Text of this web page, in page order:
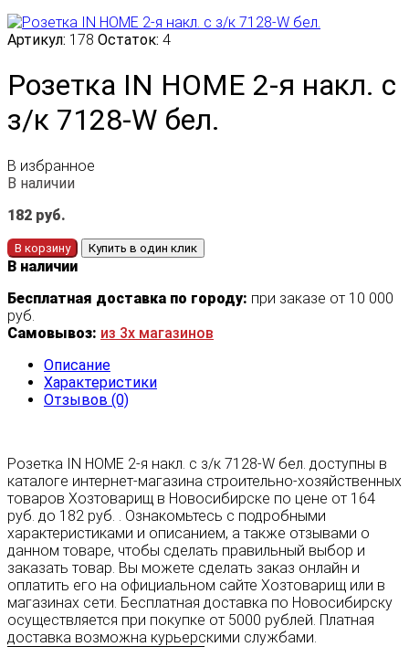
Артикул: 178 Остаток: 4
Розетка IN HOME 2-я накл. с
з/к 7128-W бел.
В избранное
В наличии
182 руб.
В корзину Купить в один клик
В наличии
Бесплатная доставка по городу: при заказе от 10 000
руб.
Самовывоз: из 3х магазинов
Описание
Характеристики
Отзывов (0)
Розетка IN HOME 2-я накл. с з/к 7128-W бел. доступны в
каталоге интернет-магазина строительно-хозяйственных
товаров Хозтоварищ в Новосибирске по цене от 164
руб. до 182 руб. . Ознакомьтесь с подробными
характеристиками и описанием, а также отзывами о
данном товаре, чтобы сделать правильный выбор и
заказать товар. Вы можете сделать заказ онлайн и
оплатить его на официальном сайте Хозтоварищ или в
магазинах сети. Бесплатная доставка по Новосибирску
осуществляется при покупке от 5000 рублей. Платная
доставка возможна курьерскими службами.